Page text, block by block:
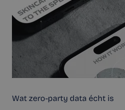
Wat zero-party data écht is